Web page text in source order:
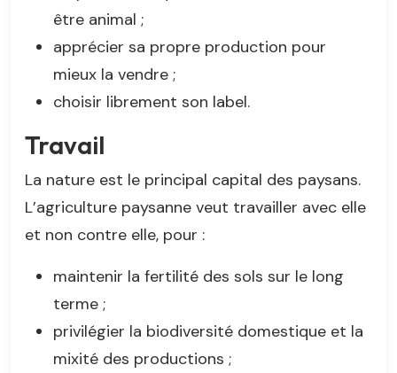
être animal ;
apprécier sa propre production pour
mieux la vendre ;
choisir librement son label.
Travail
La nature est le principal capital des paysans.
L’agriculture paysanne veut travailler avec elle
et non contre elle, pour :
maintenir la fertilité des sols sur le long
terme ;
privilégier la biodiversité domestique et la
mixité des productions ;